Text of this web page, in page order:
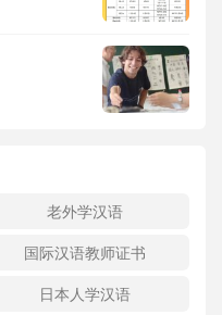
老外学汉语
国际汉语教师证书
日本人学汉语